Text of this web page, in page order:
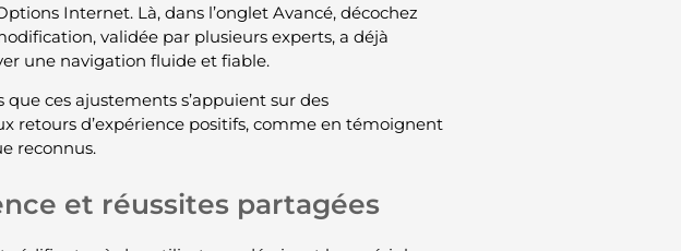
Internet. Là, dans l’onglet Avancé, décochez
validée par plusieurs experts, a déjà
une navigation fluide et fiable.
ces ajustements s’appuient sur des
retours d’expérience positifs, comme en témoignent
reconnus.
et réussites partagées